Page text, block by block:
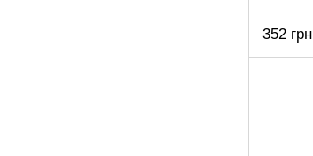
352 грн